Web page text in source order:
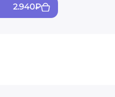
2.940₽